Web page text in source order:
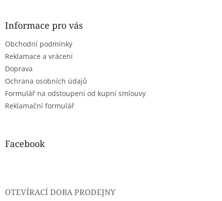
Informace pro vás
Obchodní podmínky
Reklamace a vrácení
Doprava
Ochrana osobních údajů
Formulář na odstoupení od kupní smlouvy
Reklamační formulář
Facebook
OTEVÍRACÍ DOBA PRODEJNY